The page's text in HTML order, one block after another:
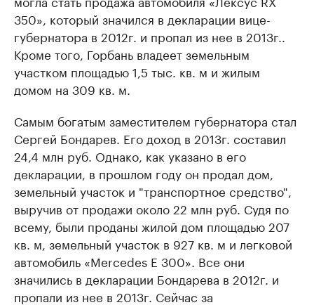
350», который значился в декларации вице-
губернатора в 2012г. и пропал из нее в 2013г..
Кроме того, Горбань владеет земельным
участком площадью 1,5 тыс. кв. м и жилым
домом на 309 кв. м.
Самым богатым заместителем губернатора стал
Сергей Бондарев. Его доход в 2013г. составил
24,4 млн руб. Однако, как указано в его
декларации, в прошлом году он продал дом,
земельный участок и "транспортное средство",
выручив от продажи около 22 млн руб. Судя по
всему, были проданы жилой дом площадью 207
кв. м, земельный участок в 927 кв. м и легковой
автомобиль «Mercedes E 300». Все они
значились в декларации Бондарева в 2012г. и
пропали из нее в 2013г. Сейчас за